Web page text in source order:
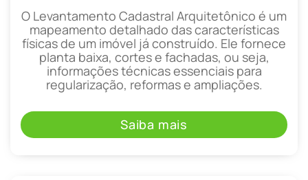
O Levantamento Cadastral Arquitetônico é um
mapeamento detalhado das características
físicas de um imóvel já construído. Ele fornece
planta baixa, cortes e fachadas, ou seja,
informações técnicas essenciais para
regularização, reformas e ampliações.
Saiba mais